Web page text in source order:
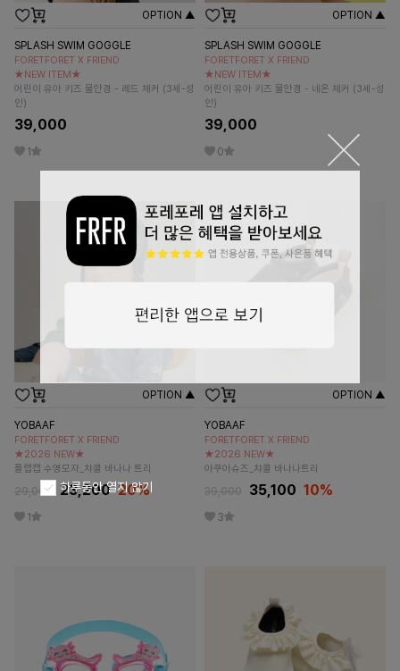
OPTION ▲
SPLASH SWIM GOGGLE
FORETFORET X FRIEND
★NEW ITEM★
어린이 유아 키즈 물안경 - 레드 체커 (3세-성
인)
39,000
1
OPTION ▲
SPLASH SWIM GOGGLE
FORETFORET X FRIEND
★NEW ITEM★
어린이 유아 키즈 물안경 - 네온 체커 (3세-성
인)
39,000
0
OPTION ▲
YOBAAF
FORETFORET X FRIEND
★2026 NEW★
플랩캡 수영모자_챠콜 바나나 트리
29,000 23,200 20%
1
OPTION ▲
YOBAAF
FORETFORET X FRIEND
★2026 NEW★
아쿠아슈즈_챠콜 바나나트리
39,000 35,100 10%
3
하루동안 열지 않기